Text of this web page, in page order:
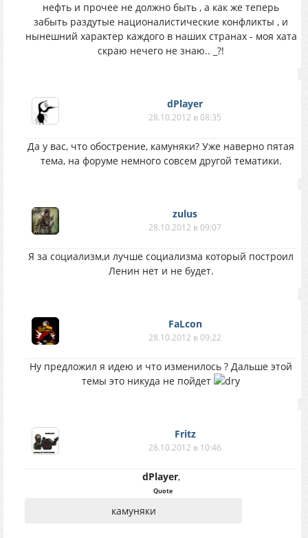
нефть и прочее не должно быть , а как же теперь
забыть раздутые националистические конфликты , и
нынешний характер каждого в наших странах - моя хата
скраю нечего не знаю.. _?!
dPlayer
28.10.2012 в 08:35
Да у вас, что обострение, камуняки? Уже наверно пятая
тема, на форуме немного совсем другой тематики.
zulus
28.10.2012 в 09:07
Я за социализм,и лучше социализма который построил
Ленин нет и не будет.
FaLcon
28.10.2012 в 09:22
Ну предложил я идею и что изменилось ? Дальше этой
темы это никуда не пойдет
Fritz
28.10.2012 в 10:46
dPlayer,
Quote
камуняки